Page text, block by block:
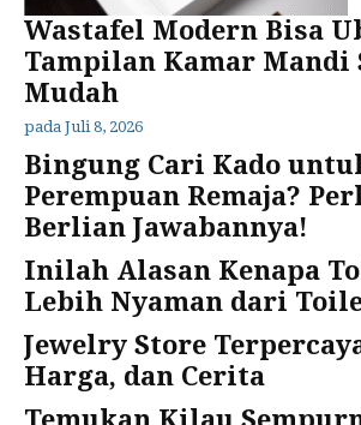
Wastafel Modern Bisa
Tampilan Kamar Mandi
Mudah
pada Juli 8, 2026
Bingung Cari Kado
Perempuan Remaja?
Berlian Jawabannya!
Inilah Alasan Kenapa
Lebih Nyaman dari
Jewelry Store
Harga, dan Cerita